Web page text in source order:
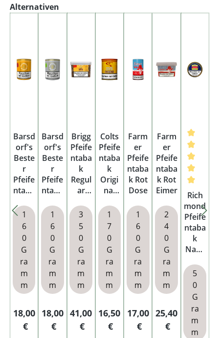
Produktgalerie überspringen
Alternativen
Barsd
orf's
Beste
r
Pfeife
ntaba
Arom
atic
Mixtu
re
Dose
1
6
0
G
ra
m
m
Regulärer Preis:
18,00
€
Barsd
orf's
Beste
r
Pfeife
ntaba
Brigh
t
Virgin
ia
Dose
1
6
0
G
ra
m
m
Regulärer Preis:
18,00
€
Brigg
Pfeife
ntaba
k
Regul
ar
3
5
0
G
ra
m
m
Regulärer Preis:
41,00
€
Colts
Pfeife
ntaba
k
Origi
nal
1
7
0
G
ra
m
m
Regulärer Preis:
16,50
€
Farm
er
Pfeife
ntaba
k Rot
Dose
1
6
0
G
ra
m
m
Regulärer Preis:
17,00
€
Farm
er
Pfeife
ntaba
k Rot
Eimer
2
4
0
G
ra
m
m
Regulärer
25,40
€
Rich
mond
Pfeife
ntaba
k
Navy
Dose
5
0
G
ra
m
m